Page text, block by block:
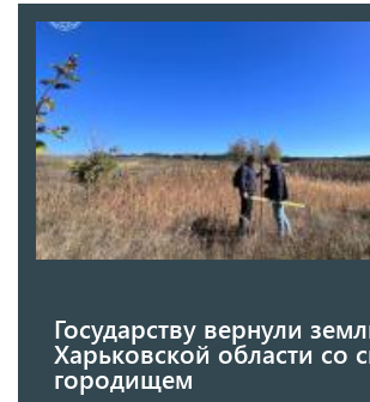
Государству вернули
Харьковской области со
городищем